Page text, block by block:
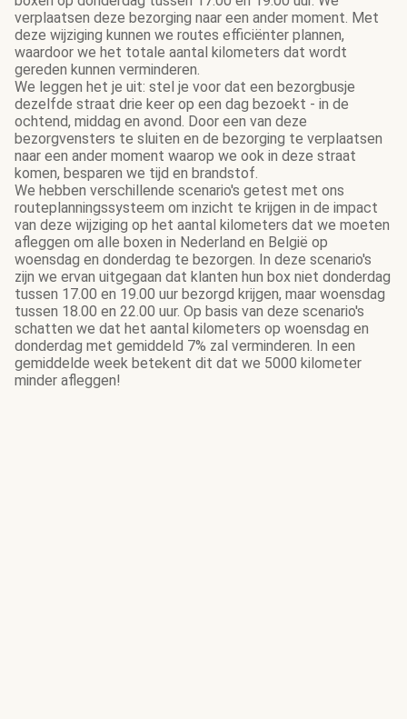
verplaatsen deze bezorging naar een ander moment. Met
deze wijziging kunnen we routes efficiënter plannen,
waardoor we het totale aantal kilometers dat wordt
gereden kunnen verminderen.
We leggen het je uit: stel je voor dat een bezorgbusje
dezelfde straat drie keer op een dag bezoekt - in de
ochtend, middag en avond. Door een van deze
bezorgvensters te sluiten en de bezorging te verplaatsen
naar een ander moment waarop we ook in deze straat
komen, besparen we tijd en brandstof.
We hebben verschillende scenario's getest met ons
routeplanningssysteem om inzicht te krijgen in de impact
van deze wijziging op het aantal kilometers dat we moeten
afleggen om alle boxen in Nederland en België op
woensdag en donderdag te bezorgen. In deze scenario's
zijn we ervan uitgegaan dat klanten hun box niet donderdag
tussen 17.00 en 19.00 uur bezorgd krijgen, maar woensdag
tussen 18.00 en 22.00 uur. Op basis van deze scenario's
schatten we dat het aantal kilometers op woensdag en
donderdag met gemiddeld 7% zal verminderen. In een
gemiddelde week betekent dit dat we 5000 kilometer
minder afleggen!